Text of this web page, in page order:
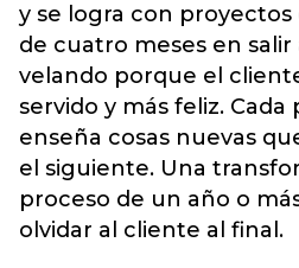
y se logra con
de cuatro meses en
velando porque el
servido y más feliz.
enseña cosas nuevas
el siguiente. Una
proceso de un año o
olvidar al cliente al final.